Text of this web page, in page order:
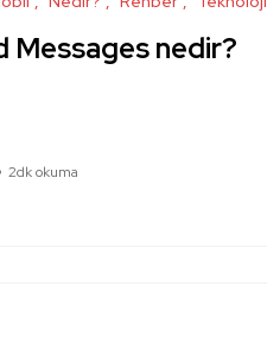
Messages nedir?
2dk okuma